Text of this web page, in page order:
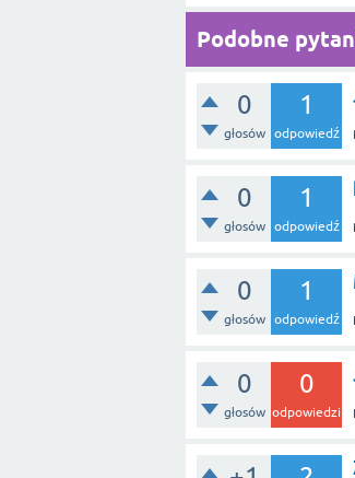
Podobne
0
głosów
1
odpowiedź
0
głosów
1
odpowiedź
0
głosów
1
odpowiedź
0
głosów
0
odpowiedzi